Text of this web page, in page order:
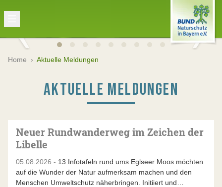
Home › Aktuelle Meldungen
AKTUELLE MELDUNGEN
Neuer Rundwanderweg im Zeichen der
Libelle
05.08.2026 - 13 Infotafeln rund ums Eglseer Moos möchten
auf die Wunder der Natur aufmerksam machen und den
Menschen Umweltschutz näherbringen. Initiiert und…